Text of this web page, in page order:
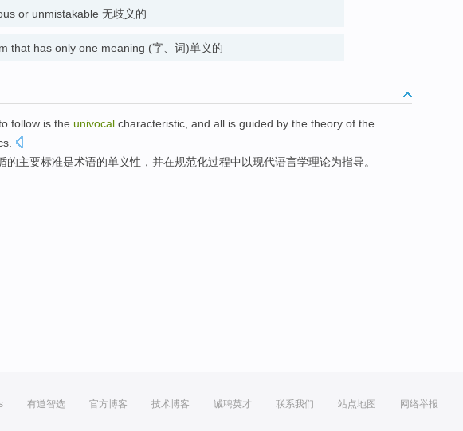
or unmistakable 无歧义的
that has only one meaning (字、词)单义的
follow is the univocal characteristic, and all is guided by the theory of the
的主要标准是术语的单义性 ， 并在规范化过程中 以现代语言学理论为指导。
有道智选 官方博客 技术博客 诚聘英才 联系我们 站点地图 网络举报